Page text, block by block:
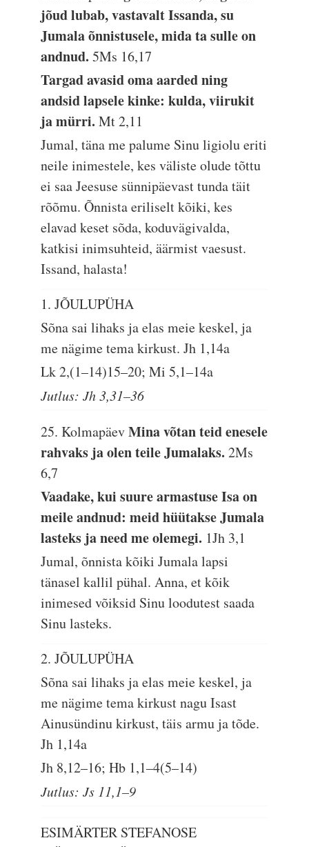
jõud lubab, vastavalt Issanda, su
Jumala õnnistusele, mida ta sulle on
andnud.5Ms 16,17
Targad avasid oma aarded ning
andsid lapsele kinke: kulda, viirukit
ja mürri.Mt 2,11
Jumal, täna me palume Sinu ligiolu eriti
neile inimestele, kes väliste olude tõttu
ei saa Jeesuse sünnipäevast tunda täit
rõõmu. Õnnista eriliselt kõiki, kes
elavad keset sõda, koduvägivalda,
katkisi inimsuhteid, äärmist vaesust.
Issand, halasta!
1. JÕULUPÜHA
Sõna sai lihaks ja elas meie keskel, ja
me nägime tema kirkust.Jh 1,14a
Lk 2,(1–14)15–20; Mi 5,1–14a
Jutlus: Jh 3,31–36
25. KolmapäevMina võtan teid enesele
rahvaks ja olen teile Jumalaks.2Ms
6,7
Vaadake, kui suure armastuse Isa on
meile andnud: meid hüütakse Jumala
lasteks ja need me olemegi. 1Jh 3,1
Jumal, õnnista kõiki Jumala lapsi
tänasel kallil pühal. Anna, et kõik
inimesed võiksid Sinu loodutest saada
Sinu lasteks.
2. JÕULUPÜHA
Sõna sai lihaks ja elas meie keskel, ja
me nägime tema kirkust nagu Isast
Ainusündinu kirkust, täis armu ja tõde.
Jh 1,14a
Jh 8,12–16; Hb 1,1–4(5–14)
Jutlus: Js 11,1–9
ESIMÄRTER STEFANOSE